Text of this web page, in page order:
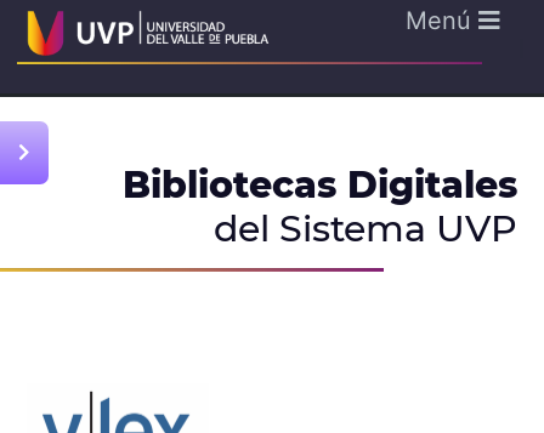
Menú
Bibliotecas Digitales
del Sistema UVP